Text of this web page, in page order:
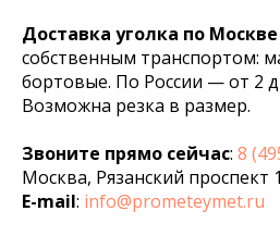
Доставка уголка по
собственным транспортом:
бортовые. По России — от 2
Возможна резка в размер.
Звоните прямо сейчас: 8
Москва, Рязанский проспект
E-mail: info@prometeymet.ru